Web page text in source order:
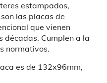
estampados,
las placas de
que vienen
décadas. Cumplen a la
normativos.
es de 132x96mm,